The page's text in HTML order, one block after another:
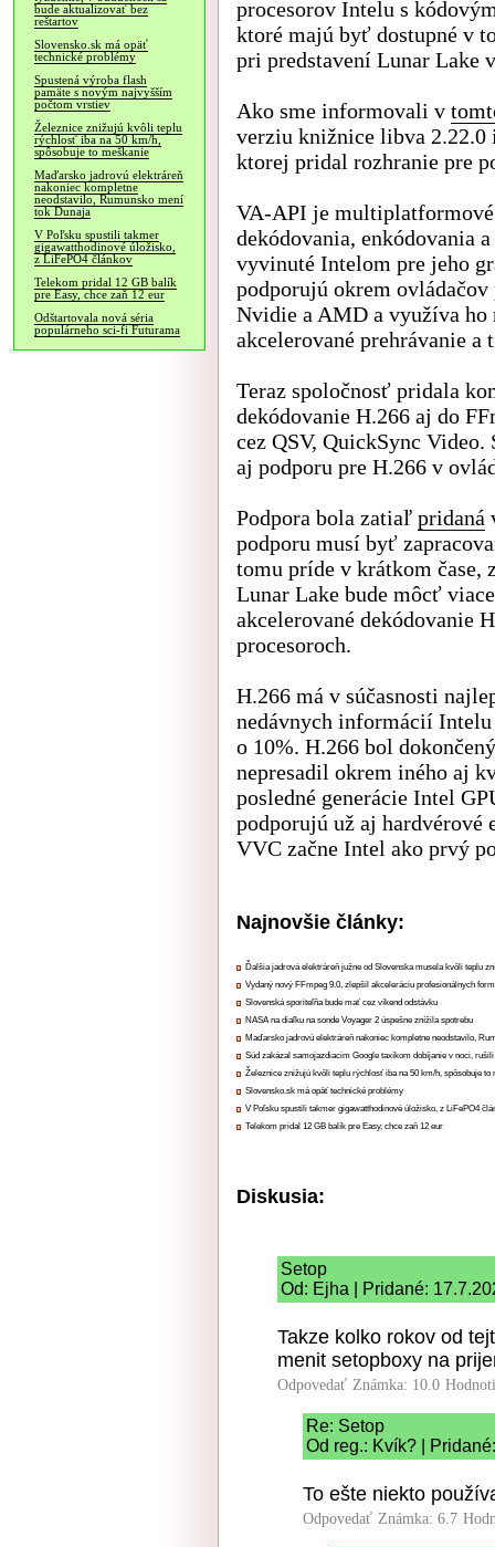
bude aktualizovať bez
reštartov
Slovensko.sk má opäť
technické problémy
Spustená výroba flash
pamäte s novým najvyšším
počtom vrstiev
Železnice znižujú kvôli teplu
rýchlosť iba na 50 km/h,
spôsobuje to meškanie
Maďarsko jadrovú elektráreň
nakoniec kompletne
neodstavilo, Rumunsko mení
tok Dunaja
V Poľsku spustili takmer
gigawatthodinové úložisko,
z LiFePO4 článkov
Telekom pridal 12 GB balík
pre Easy, chce zaň 12 eur
Odštartovala nová séria
populárneho sci-fi Futurama
procesorov Intelu s
ktoré majú byť dostupné v
pri predstavení Lunar Lake
Ako sme informovali v
verziu knižnice libva
ktorej pridal rozhranie pre
VA-API je multiplatformové
dekódovania, enkódovania
vyvinuté Intelom pre jeho
podporujú okrem
Nvidie a AMD a využíva ho
akcelerované prehrávanie a
Teraz spoločnosť pridala
dekódovanie H.266 aj do
cez QSV, QuickSync
aj podporu pre H.266 v
Podpora bola zatiaľ pridaná
podporu musí byť
tomu príde v krátkom čase,
Lunar Lake bude môcť
akcelerované dekódovanie
procesoroch.
H.266 má v súčasnosti
nedávnych informácií
o 10%. H.266 bol
nepresadil okrem iného aj
posledné generácie Intel
podporujú už aj hardvérové
VVC začne Intel ako prvý
Najnovšie články:
Ďalšia jadrová elektráreň južne od Slovenska musela kvôli teplu
Vydaný nový FFmpeg 9.0, zlepšil akceleráciu profesionálnych
Slovenská sporiteľňa bude mať cez víkend odstávku
NASA na diaľku na sonde Voyager 2 úspešne znížila spotrebu
Maďarsko jadrovú elektráreň nakoniec kompletne neodstavilo,
Súd zakázal samojazdiacim Google taxíkom dobíjanie v noci,
Železnice znižujú kvôli teplu rýchlosť iba na 50 km/h, spôsobuje to
Slovensko.sk má opäť technické problémy
V Poľsku spustili takmer gigawatthodinové úložisko, z LiFePO4
Telekom pridal 12 GB balík pre Easy, chce zaň 12 eur
Diskusia:
Setop
Od: Ejha | Pridané:
Takze kolko rokov od
menit setopboxy na
Odpovedať Známka: 10.0
Re: Setop
Od reg.: Kvík? |
To ešte niekto
Odpovedať Známka: 6.7